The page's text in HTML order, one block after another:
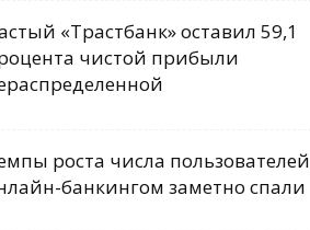
«Трастбанк» оставил 59,1
чистой прибыли
роста числа пользователей
банкингом заметно спали